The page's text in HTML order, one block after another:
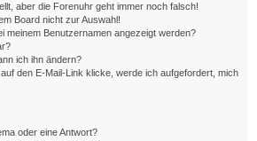
aber die Forenuhr geht immer noch falsch!
Board nicht zur Auswahl!
meinem Benutzernamen angezeigt werden?
ich ihn ändern?
den E-Mail-Link klicke, werde ich aufgefordert, mich
oder eine Antwort?